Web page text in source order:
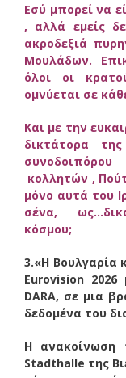
Eσύ μπορεί να
, αλλά εμείς
ακροδεξιά
Μουλάδων.
όλοι οι
ομνύεται σε
Και με την
δικτάτορα
κολλητών ,
μόνο αυτά του
σένα,
κόσμου;
3.«Η Βουλγαρία
Eurovision
DARA, σε μια
δεδομένα του
Η ανακοίνωση
Stadthalle της